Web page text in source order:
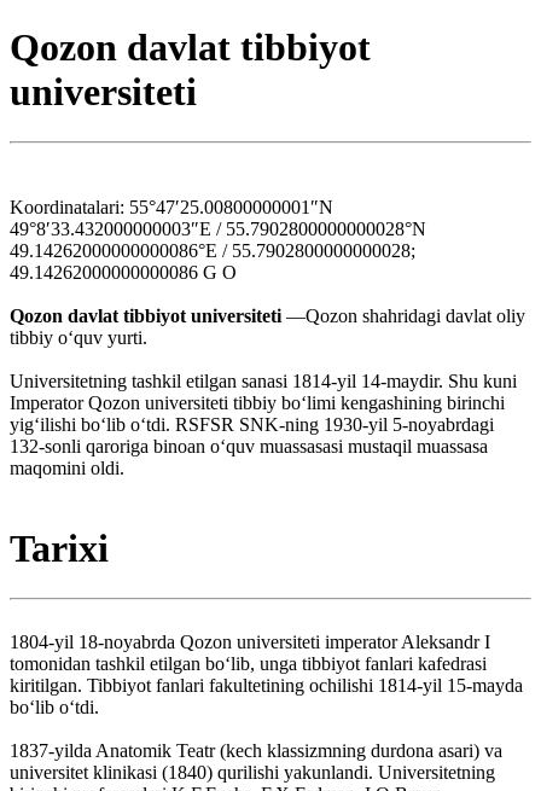
Qozon davlat tibbiyot
universiteti
Koordinatalari: 55°47′25.00800000001″N
49°8′33.432000000003″E / 55.7902800000000028°N
49.14262000000000086°E / 55.7902800000000028;
49.14262000000000086 G O
Qozon davlat tibbiyot universiteti —Qozon shahridagi davlat oliy
tibbiy oʻquv yurti.
Universitetning tashkil etilgan sanasi 1814-yil 14-maydir. Shu kuni
Imperator Qozon universiteti tibbiy boʻlimi kengashining birinchi
yigʻilishi boʻlib oʻtdi. RSFSR SNK-ning 1930-yil 5-noyabrdagi
132-sonli qaroriga binoan oʻquv muassasasi mustaqil muassasa
maqomini oldi.
Tarixi
1804-yil 18-noyabrda Qozon universiteti imperator Aleksandr I
tomonidan tashkil etilgan boʻlib, unga tibbiyot fanlari kafedrasi
kiritilgan. Tibbiyot fanlari fakultetining ochilishi 1814-yil 15-mayda
boʻlib oʻtdi.
1837-yilda Anatomik Teatr (kech klassizmning durdona asari) va
universitet klinikasi (1840) qurilishi yakunlandi. Universitetning